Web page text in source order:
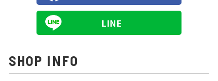
LINE
SHOP INFO